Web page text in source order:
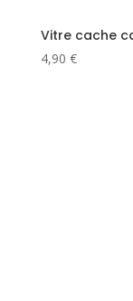
Vitre cache
4,90 €